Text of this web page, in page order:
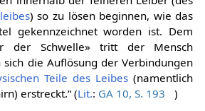
) so zu lösen beginnen, wie das
gekennzeichnet worden ist. Dem
der Schwelle» tritt der Mensch
sich die Auflösung der Verbindungen
Teile des Leibes (namentlich
erstreckt.“ (Lit.: GA 10, S. 193
)